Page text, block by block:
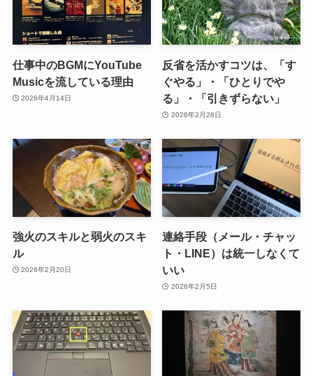
仕事中のBGMにYouTube
Musicを流している理由
2026年4月14日
反省を活かすコツは、「す
ぐやる」・「ひとりでや
る」・「引きずらない」
2026年2月28日
強火のスキルと弱火のスキ
ル
2026年2月20日
連絡手段（メール・チャッ
ト・LINE）は統一しなくて
いい
2026年2月5日